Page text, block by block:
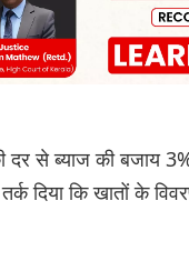
दर से ब्याज की बजाय
दिया कि खातों के